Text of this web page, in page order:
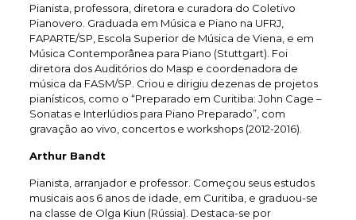
Pianista, professora, diretora e curadora do Coletivo
Pianovero. Graduada em Música e Piano na UFRJ,
FAPARTE/SP, Escola Superior de Música de Viena, e em
Música Contemporânea para Piano (Stuttgart). Foi
diretora dos Auditórios do Masp e coordenadora de
música da FASM/SP. Criou e dirigiu dezenas de projetos
pianísticos, como o “Preparado em Curitiba: John Cage –
Sonatas e Interlúdios para Piano Preparado”, com
gravação ao vivo, concertos e workshops (2012-2016).
Arthur Bandt
Pianista, arranjador e professor. Começou seus estudos
musicais aos 6 anos de idade, em Curitiba, e graduou-se
na classe de Olga Kiun (Rússia). Destaca-se por